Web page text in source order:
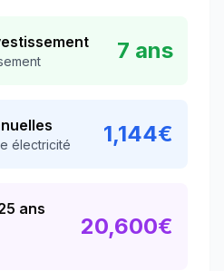
7 ans
électricité 1,144€
ans
20,600€